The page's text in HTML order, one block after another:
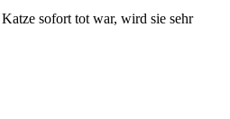
sofort tot war, wird sie sehr